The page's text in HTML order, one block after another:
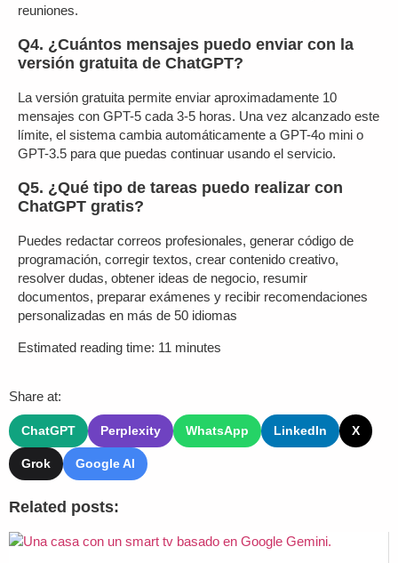
reuniones.
Q4. ¿Cuántos mensajes puedo enviar con la
versión gratuita de ChatGPT?
La versión gratuita permite enviar aproximadamente 10
mensajes con GPT-5 cada 3-5 horas. Una vez alcanzado este
límite, el sistema cambia automáticamente a GPT-4o mini o
GPT-3.5 para que puedas continuar usando el servicio.
Q5. ¿Qué tipo de tareas puedo realizar con
ChatGPT gratis?
Puedes redactar correos profesionales, generar código de
programación, corregir textos, crear contenido creativo,
resolver dudas, obtener ideas de negocio, resumir
documentos, preparar exámenes y recibir recomendaciones
personalizadas en más de 50 idiomas
Estimated reading time: 11 minutes
Share at:
ChatGPT Perplexity WhatsApp LinkedIn X
Grok Google AI
Related posts: